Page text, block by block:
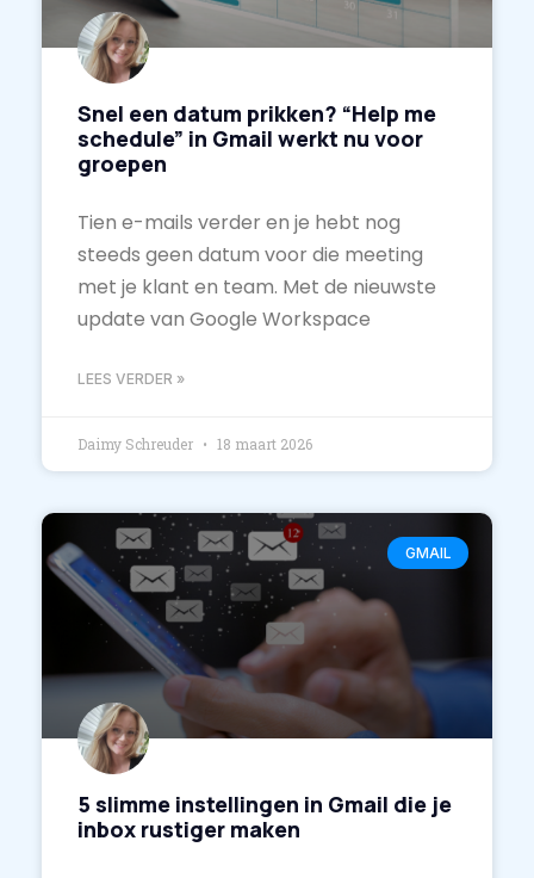
Snel een datum prikken? “Help me
schedule” in Gmail werkt nu voor
groepen
Tien e-mails verder en je hebt nog
steeds geen datum voor die meeting
met je klant en team. Met de nieuwste
update van Google Workspace
LEES VERDER »
Daimy Schreuder 18 maart 2026
GMAIL
5 slimme instellingen in Gmail die je
inbox rustiger maken